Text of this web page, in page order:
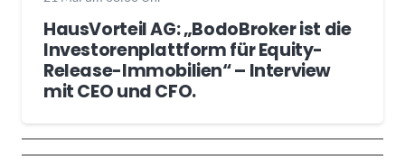
HausVorteil AG: „BodoBroker ist die
Investorenplattform für Equity-
Release-Immobilien“ – Interview
mit CEO und CFO.
Wochenrückblick
Trendthemen